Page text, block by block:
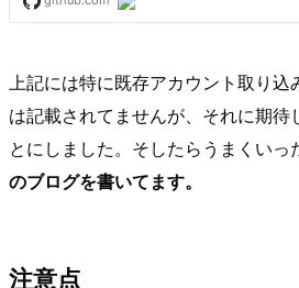
上記には特に既存アカウント取り込
は記載されてませんが、それに期待
とにしました。そしたらうまくいっ
のブログを書いてます。
注意点